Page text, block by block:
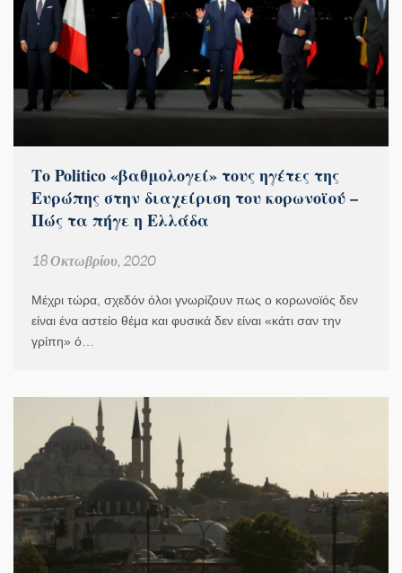
Tο Politico «βαθμολογεί» τους ηγέτες της
Ευρώπης στην διαχείριση του κορωνοϊού –
Πώς τα πήγε η Ελλάδα
18 Οκτωβρίου, 2020
Μέχρι τώρα, σχεδόν όλοι γνωρίζουν πως ο κορωνοϊός δεν
είναι ένα αστείο θέμα και φυσικά δεν είναι «κάτι σαν την
γρίπη» ό…